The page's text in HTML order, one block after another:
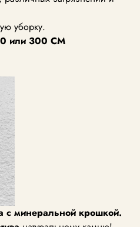
уборку.
или 300 СМ
с минеральной крошкой.